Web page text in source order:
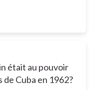
était au pouvoir
de Cuba en 1962?